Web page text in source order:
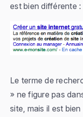
est bien différente :
Le terme de
» ne figure pas
site, mais il est